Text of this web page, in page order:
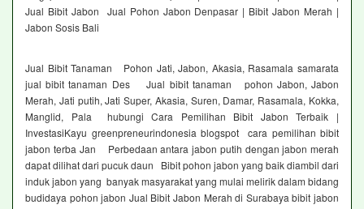
Jual Bibit Jabon Jual Pohon Jabon Denpasar | Bibit Jabon Merah |
Jabon Sosis Bali
Jual Bibit Tanaman Pohon Jati, Jabon, Akasia, Rasamala samarata
jual bibit tanaman Des Jual bibit tanaman pohon Jabon, Jabon
Merah, Jati putih, Jati Super, Akasia, Suren, Damar, Rasamala, Kokka,
Manglid, Pala hubungi Cara Pemilihan Bibit Jabon Terbaik |
InvestasiKayu greenpreneurindonesia blogspot cara pemilihan bibit
jabon terba Jan Perbedaan antara jabon putih dengan jabon merah
dapat dilihat dari pucuk daun Bibit pohon jabon yang baik diambil dari
induk jabon yang banyak masyarakat yang mulai melirik dalam bidang
budidaya pohon jabon Jual Bibit Jabon Merah di Surabaya bibit jabon